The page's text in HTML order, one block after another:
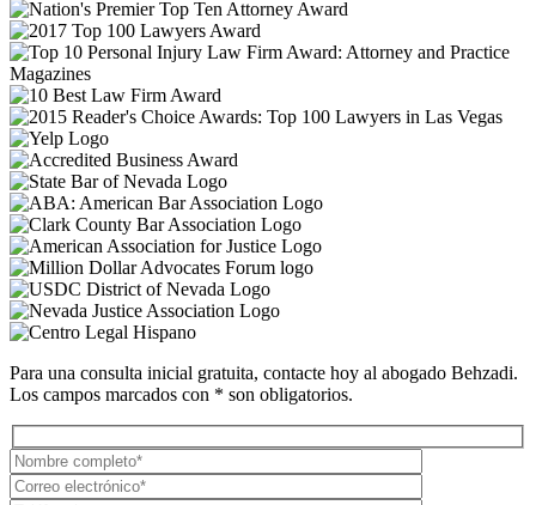
Para una consulta inicial gratuita, contacte hoy al abogado Behzadi.
Los campos marcados con * son obligatorios.